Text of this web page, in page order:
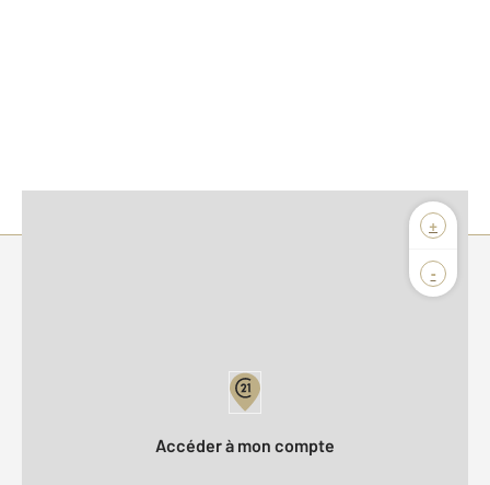
+
-
Accéder à mon compte